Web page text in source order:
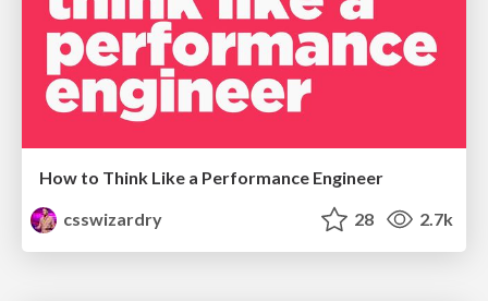
How to Think Like a Performance Engineer
csswizardry
28 2.7k